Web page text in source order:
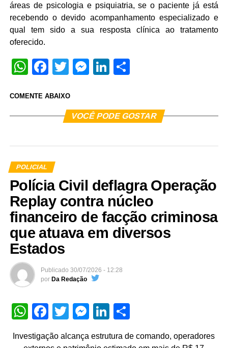
áreas de psicologia e psiquiatria, se o paciente já está
recebendo o devido acompanhamento especializado e
qual tem sido a sua resposta clínica ao tratamento
oferecido.
WhatsApp
Facebook
TwitterMessenger
LinkedIn
COMENTE ABAIXO
VOCÊ PODE GOSTAR
POLICIAL
Polícia Civil deflagra Operação
Replay contra núcleo
financeiro de facção criminosa
que atuava em diversos
Estados
Publicado 30/07/2026 - 12:28
por Da Redação
WhatsApp
Facebook
TwitterMessenger
LinkedIn
Investigação alcança estrutura de comando, operadores